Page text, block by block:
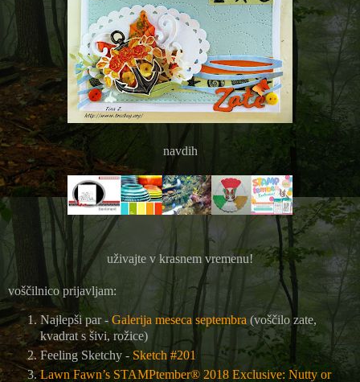
navdih
uživajte v krasnem vremenu!
voščilnico prijavljam:
Najlepši par - Galerija meseca septembra (voščilo zate,
kvadrat s šivi, rožice)
Feeling Sketchy - Sketch #201
Lawn Fawn’s STAMPtember® 2018 Exclusive: Nutty or